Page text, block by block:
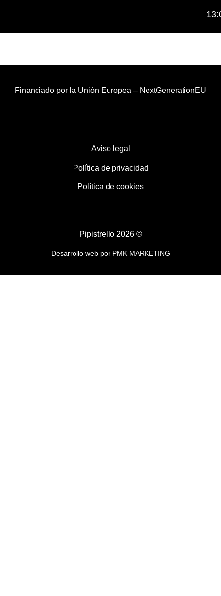
Financiado por la Unión Europea – NextGenerationEU
Aviso legal
Política de privacidad
Política de cookies
Pipistrello 2026 ©
Desarrollo web por PMK MARKETING